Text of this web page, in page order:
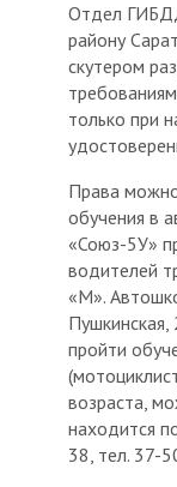
Отдел
району
скутером
только при
Права
обучения в
«Союз-5У»
водителей
«М».
пройти
возраста,
находится
38, тел. 37-